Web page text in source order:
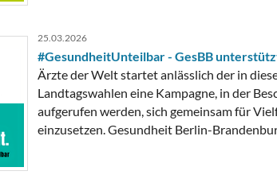
25.03.2026
#GesundheitUnteilbar - GesBB
Ärzte der Welt startet anlässlich der in
Landtagswahlen eine Kampagne, in der
aufgerufen werden, sich gemeinsam für
einzusetzen. Gesundheit Berlin-